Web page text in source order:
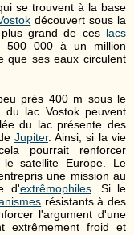
se trouvent à la base
découvert sous la
grand de ces lacs
500 000 à un million
que ses eaux circulent
près 400 m sous le
lac Vostok peuvent
du lac présente des
Jupiter. Ainsi, si la vie
pourrait renforcer
satellite Europe. Le
une mission au
d'extrêmophiles. Si le
résistants à des
l'argument d'une
extrêmement froid et